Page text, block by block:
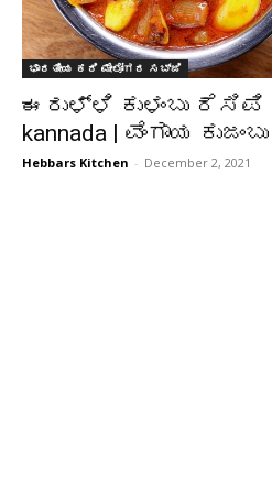
ಭಾರತೀಯ ಕರಿ ಮೇಲೋಗರ ಸಬ್ಜಿ
ಈರುಳ್ಳಿ ಕುಳಂಬು ರೆಸಿಪಿ |
kannada | ವೆಂಗಾಯ ಕುಜಂಬು
Hebbars Kitchen - December 2, 2021